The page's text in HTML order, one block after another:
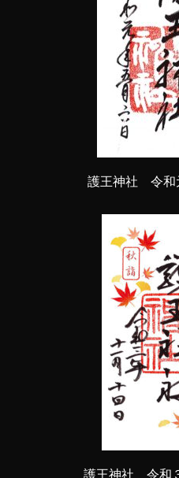
護王神社 令和
護王神社 令和